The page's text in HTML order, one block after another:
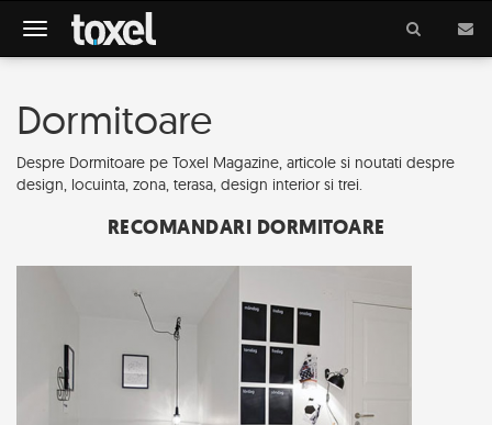
Meniu
Dormitoare
Despre Dormitoare pe Toxel Magazine, articole si noutati despre
design, locuinta, zona, terasa, design interior si trei.
RECOMANDARI DORMITOARE